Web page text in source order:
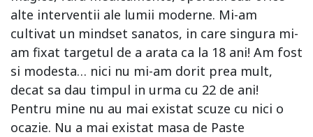
alte interventii ale lumii moderne. Mi-am
cultivat un mindset sanatos, in care singura mi-
am fixat targetul de a arata ca la 18 ani! Am fost
si modesta… nici nu mi-am dorit prea mult,
decat sa dau timpul in urma cu 22 de ani!
Pentru mine nu au mai existat scuze cu nici o
ocazie. Nu a mai existat masa de Paste